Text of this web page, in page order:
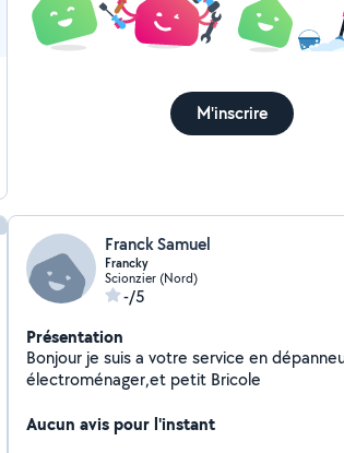
M'inscrire
Franck Samuel
Francky
Scionzier (Nord)
-/5
Présentation
Bonjour je suis a votre service en
électroménager,et petit Bricole
Aucun avis pour l'instant